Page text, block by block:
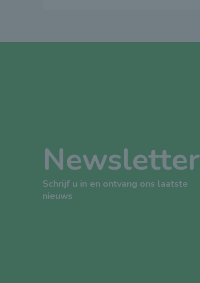
Newsletter
Schrijf u in en ontvang ons laatste
nieuws